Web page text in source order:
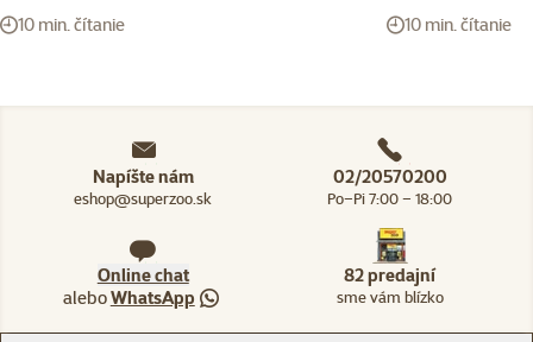
10 min. čítanie 10 min. čítanie
Napíšte nám
eshop@superzoo.sk
02/20570200
Po–Pi 7:00 – 18:00
Online chat
aleboWhatsApp
82 predajní
sme vám blízko